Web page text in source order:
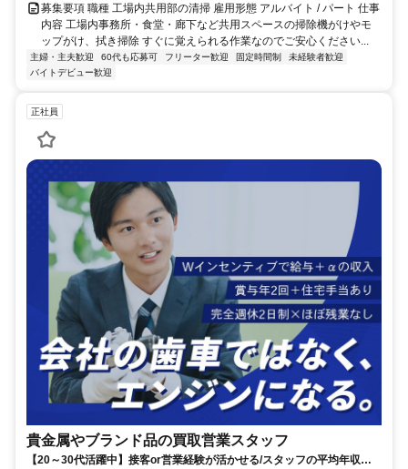
募集要項 職種 工場内共用部の清掃 雇用形態 アルバイト / パート 仕事
内容 工場内事務所・食堂・廊下など共用スペースの掃除機がけやモ
ップがけ、拭き掃除 すぐに覚えられる作業なのでご安心ください...
主婦・主夫歓迎 60代も応募可 フリーター歓迎 固定時間制
未経験者歓迎
バイトデビュー歓迎
正社員
貴金属やブランド品の買取営業スタッフ
【20～30代活躍中】接客or営業経験が活かせる/スタッフの平均年収